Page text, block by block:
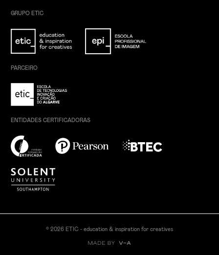
GRUPO ETIC
PARCEIRO
ENTIDADES CERTIFICADORAS
© 2026 ETIC - education & inspiration for creatives